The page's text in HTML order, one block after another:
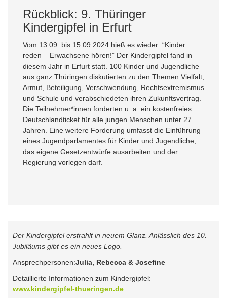
Rückblick: 9. Thüringer
Kindergipfel in Erfurt
Vom 13.09. bis 15.09.2024 hieß es wieder: “Kinder
reden – Erwachsene hören!” Der Kindergipfel fand in
diesem Jahr in Erfurt statt. 100 Kinder und Jugendliche
aus ganz Thüringen diskutierten zu den Themen Vielfalt,
Armut, Beteiligung, Verschwendung, Rechtsextremismus
und Schule und verabschiedeten ihren Zukunftsvertrag.
Die Teilnehmer*innen forderten u. a. ein kostenfreies
Deutschlandticket für alle jungen Menschen unter 27
Jahren. Eine weitere Forderung umfasst die Einführung
eines Jugendparlamentes für Kinder und Jugendliche,
das eigene Gesetzentwürfe ausarbeiten und der
Regierung vorlegen darf.
Der Kindergipfel erstrahlt in neuem Glanz. Anlässlich des 10.
Jubiläums gibt es ein neues Logo.
Ansprechpersonen:Julia, Rebecca & Josefine
Detaillierte Informationen zum Kindergipfel:
www.kindergipfel-thueringen.de